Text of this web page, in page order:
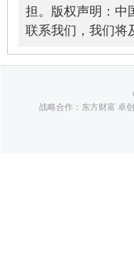
担。版权声明：中
联系我们，我们将
战略合作：东方财富 卓